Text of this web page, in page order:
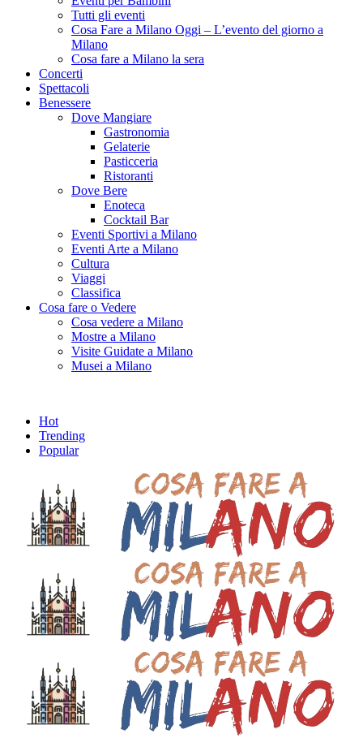
Tutti gli eventi
Cosa Fare a Milano Oggi – L’evento del giorno a
Milano
Cosa fare a Milano la sera
Concerti
Spettacoli
Benessere
Dove Mangiare
Gastronomia
Gelaterie
Pasticceria
Ristoranti
Dove Bere
Enoteca
Cocktail Bar
Eventi Sportivi a Milano
Eventi Arte a Milano
Cultura
Viaggi
Classifica
Cosa fare o Vedere
Cosa vedere a Milano
Mostre a Milano
Visite Guidate a Milano
Musei a Milano
Hot
Trending
Popular